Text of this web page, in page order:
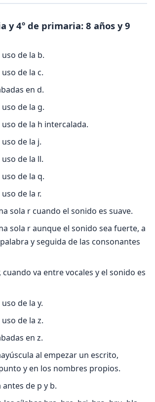
y 4º de primaria: 8 años y 9
de la b.
de la c.
en d.
de la g.
de la h intercalada.
de la j.
de la ll.
de la q.
de la r.
sola r cuando el sonido es suave.
sola r aunque el sonido sea fuerte, a
y seguida de las consonantes
cuando va entre vocales y el sonido es
de la y.
de la z.
en z.
al empezar un escrito,
y en los nombres propios.
antes de p y b.